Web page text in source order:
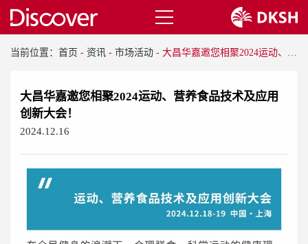
当前位置： 首页 - 资讯 - 市场活动 - 大昌华嘉邀您相聚2024运动、营养食品技术及应用创新大会！
大昌华嘉邀您相聚2024运动、营养食品技术及应用
创新大会！
2024.12.16